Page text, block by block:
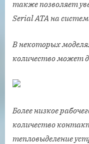
также позволяет
Serial ATA на
В некоторых
количество может
Более низкое
количество
тепловыделение